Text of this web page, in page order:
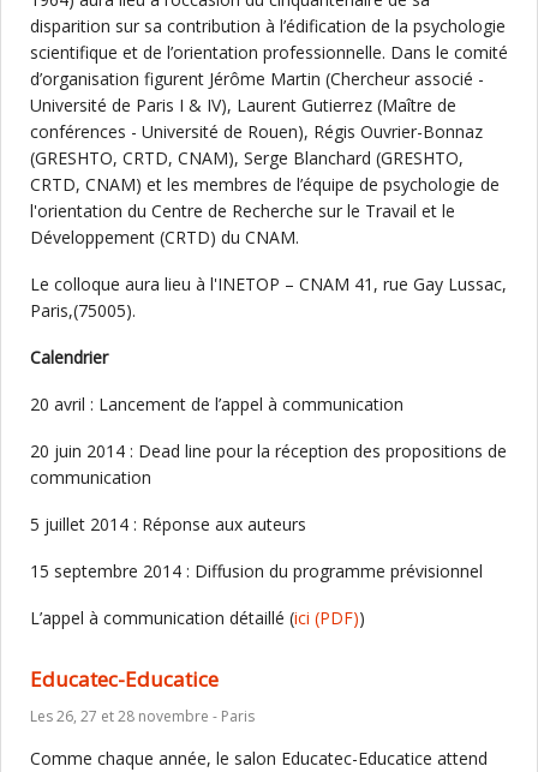
disparition sur sa contribution à l’édification de la psychologie
scientifique et de l’orientation professionnelle. Dans le comité
d’organisation figurent Jérôme Martin (Chercheur associé -
Université de Paris I & IV), Laurent Gutierrez (Maître de
conférences - Université de Rouen), Régis Ouvrier-Bonnaz
(GRESHTO, CRTD, CNAM), Serge Blanchard (GRESHTO,
CRTD, CNAM) et les membres de l’équipe de psychologie de
l'orientation du Centre de Recherche sur le Travail et le
Développement (CRTD) du CNAM.
Le colloque aura lieu à l'INETOP – CNAM 41, rue Gay Lussac,
Paris,(75005).
Calendrier
20 avril : Lancement de l’appel à communication
20 juin 2014 : Dead line pour la réception des propositions de
communication
5 juillet 2014 : Réponse aux auteurs
15 septembre 2014 : Diffusion du programme prévisionnel
L’appel à communication détaillé (ici (PDF))
Educatec-Educatice
Les 26, 27 et 28 novembre - Paris
Comme chaque année, le salon Educatec-Educatice attend